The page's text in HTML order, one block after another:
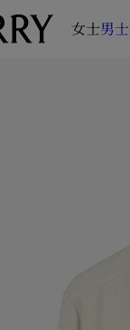
女士男士